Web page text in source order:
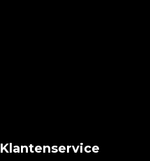
Klantenservice